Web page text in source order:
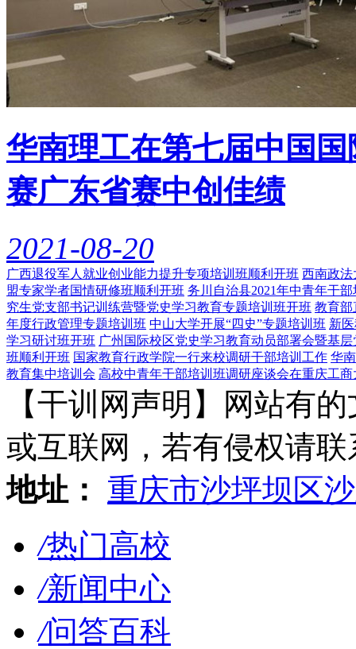
华南理工在第七届中国
赛广东省赛中创佳绩
2021-08-20
广西退役军人就业创业能力提升专项培训班顺利开班 西南政法
盟专家学者国情研修班顺利开班 务川自治县2021年中青年干
究生党支部书记训练营暨党史学习教育专题培训班开班 教育部
年度行政管理专题培训班 中山大学开展“四史”专题培训班 新
学习研讨班开班 广州国际校区党史学习教育动员部署会暨基
班顺利开班 国家教育行政学院一行来校调研干部培训工作 华
教育集中培训会 高校中青年干部培训班调研座谈会在重庆工商
【干训网声明】网站有
或互联网，若有侵权请联
地址：
重庆市沙坪坝区
/热门高校
/新闻中心
/问答百科